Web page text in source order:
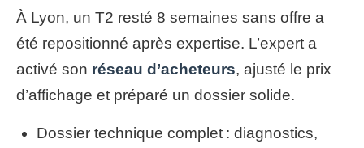
À Lyon, un T2 resté 8 semaines sans offre a
été repositionné après expertise. L’expert a
activé son réseau d’acheteurs, ajusté le prix
d’affichage et préparé un dossier solide.
Dossier technique complet : diagnostics,